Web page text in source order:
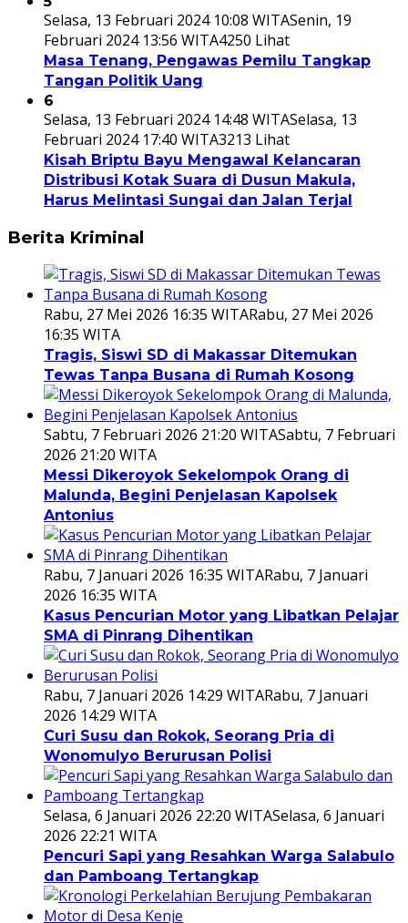
Selasa, 13 Februari 2024 10:08 WITASenin, 19
Februari 2024 13:56 WITA4250 Lihat
Masa Tenang, Pengawas Pemilu Tangkap
Tangan Politik Uang
6
Selasa, 13 Februari 2024 14:48 WITASelasa, 13
Februari 2024 17:40 WITA3213 Lihat
Kisah Briptu Bayu Mengawal Kelancaran
Distribusi Kotak Suara di Dusun Makula,
Harus Melintasi Sungai dan Jalan Terjal
Berita Kriminal
Rabu, 27 Mei 2026 16:35 WITARabu, 27 Mei 2026
16:35 WITA
Tragis, Siswi SD di Makassar Ditemukan
Tewas Tanpa Busana di Rumah Kosong
Sabtu, 7 Februari 2026 21:20 WITASabtu, 7 Februari
2026 21:20 WITA
Messi Dikeroyok Sekelompok Orang di
Malunda, Begini Penjelasan Kapolsek
Antonius
Rabu, 7 Januari 2026 16:35 WITARabu, 7 Januari
2026 16:35 WITA
Kasus Pencurian Motor yang Libatkan Pelajar
SMA di Pinrang Dihentikan
Rabu, 7 Januari 2026 14:29 WITARabu, 7 Januari
2026 14:29 WITA
Curi Susu dan Rokok, Seorang Pria di
Wonomulyo Berurusan Polisi
Selasa, 6 Januari 2026 22:20 WITASelasa, 6 Januari
2026 22:21 WITA
Pencuri Sapi yang Resahkan Warga Salabulo
dan Pamboang Tertangkap